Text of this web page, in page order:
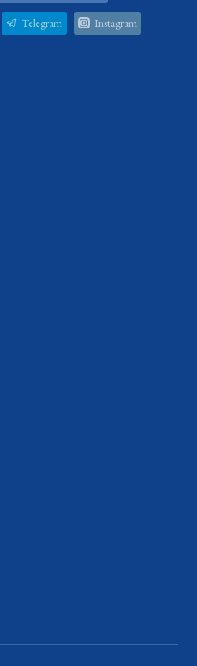
Telegram Instagram